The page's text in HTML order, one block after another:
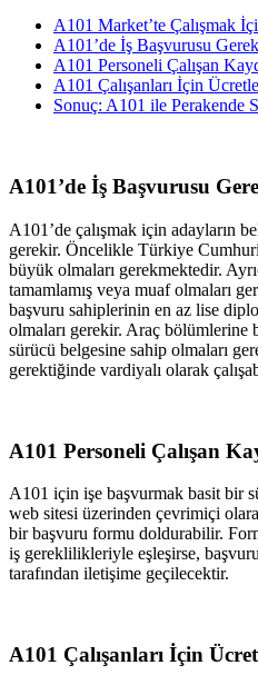
A101 Market’te Çalışmak
A101’de İş Başvurusu
A101 Personeli Çalışan
A101 Çalışanları İçin
Sonuç: A101 ile Perakende
A101’de İş Başvurusu
A101’de çalışmak için adayların
gerekir. Öncelikle Türkiye
büyük olmaları gerekmektedir.
tamamlamış veya muaf olmaları
başvuru sahiplerinin en az lise
olmaları gerekir. Araç bölümlerine
sürücü belgesine sahip olmaları
gerektiğinde vardiyalı olarak
A101 Personeli Çalışan
A101 için işe başvurmak basit bir
web sitesi üzerinden çevrimiçi
bir başvuru formu doldurabilir.
iş gereklilikleriyle eşleşirse,
tarafından iletişime geçilecektir.
A101 Çalışanları İçin